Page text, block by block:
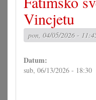
u
Vincjetu
Vincjetu
pon, 04/05/2026 -
Datum:
sub, 06/13/2026 - 18:30